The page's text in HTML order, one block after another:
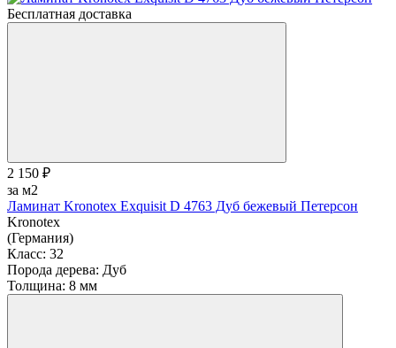
Бесплатная доставка
2 150 ₽
за м2
Ламинат Kronotex Exquisit D 4763 Дуб бежевый Петерсон
Kronotex
(Германия)
Класс: 32
Порода дерева: Дуб
Толщина: 8 мм